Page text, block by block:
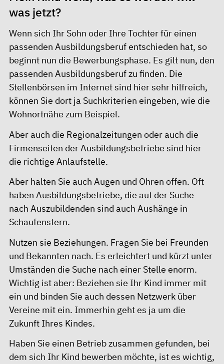
was jetzt?
Wenn sich Ihr Sohn oder Ihre Tochter für einen
passenden Ausbildungsberuf entschieden hat, so
beginnt nun die Bewerbungsphase. Es gilt nun, den
passenden Ausbildungsberuf zu finden. Die
Stellenbörsen im Internet sind hier sehr hilfreich,
können Sie dort ja Suchkriterien eingeben, wie die
Wohnortnähe zum Beispiel.
Aber auch die Regionalzeitungen oder auch die
Firmenseiten der Ausbildungsbetriebe sind hier
die richtige Anlaufstelle.
Aber halten Sie auch Augen und Ohren offen. Oft
haben Ausbildungsbetriebe, die auf der Suche
nach Auszubildenden sind auch Aushänge in
Schaufenstern.
Nutzen sie Beziehungen. Fragen Sie bei Freunden
und Bekannten nach. Es erleichtert und kürzt unter
Umständen die Suche nach einer Stelle enorm.
Wichtig ist aber: Beziehen sie Ihr Kind immer mit
ein und binden Sie auch dessen Netzwerk über
Vereine mit ein. Immerhin geht es ja um die
Zukunft Ihres Kindes.
Haben Sie einen Betrieb zusammen gefunden, bei
dem sich Ihr Kind bewerben möchte, ist es wichtig,